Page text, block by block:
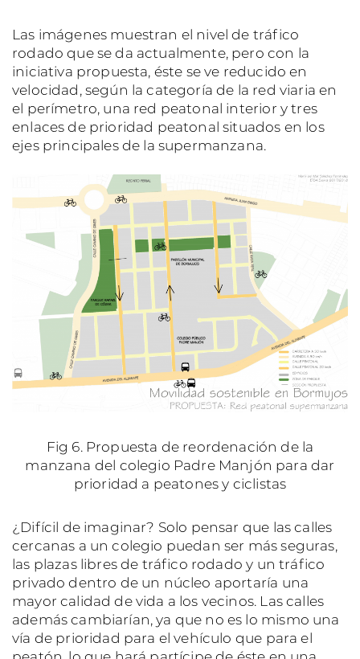
Las imágenes muestran el nivel de tráfico
rodado que se da actualmente, pero con la
iniciativa propuesta, éste se ve reducido en
velocidad, según la categoría de la red viaria en
el perímetro, una red peatonal interior y tres
enlaces de prioridad peatonal situados en los
ejes principales de la supermanzana.
Fig 6. Propuesta de reordenación de la
manzana del colegio Padre Manjón para dar
prioridad a peatones y ciclistas
¿Difícil de imaginar? Solo pensar que las calles
cercanas a un colegio puedan ser más seguras,
las plazas libres de tráfico rodado y un tráfico
privado dentro de un núcleo aportaría una
mayor calidad de vida a los vecinos. Las calles
además cambiarían, ya que no es lo mismo una
vía de prioridad para el vehículo que para el